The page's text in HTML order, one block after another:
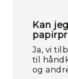
Kan
Ja, vi
til
og